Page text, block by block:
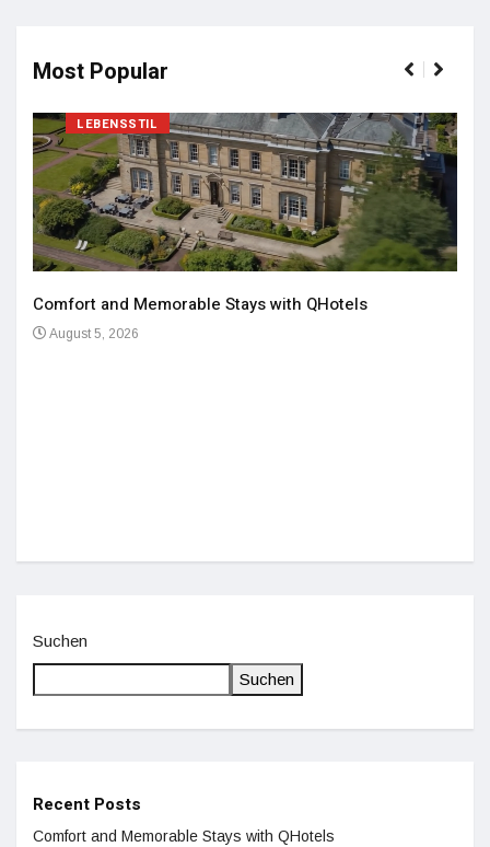
Most Popular
LEBENSSTIL
Comfort and Memorable Stays with QHotels
August 5, 2026
Suchen
Suchen
Recent Posts
Comfort and Memorable Stays with QHotels